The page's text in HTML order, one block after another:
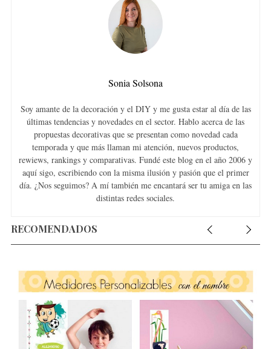
Sonia Solsona
Soy amante de la decoración y el DIY y me gusta estar al día de las
últimas tendencias y novedades en el sector. Hablo acerca de las
propuestas decorativas que se presentan como novedad cada
temporada y que más llaman mi atención, nuevos productos,
rewiews, rankings y comparativas. Fundé este blog en el año 2006 y
aquí sigo, escribiendo con la misma ilusión y pasión que el primer
día. ¿Nos seguimos? A mí también me encantará ser tu amiga en las
distintas redes sociales.
RECOMENDADOS